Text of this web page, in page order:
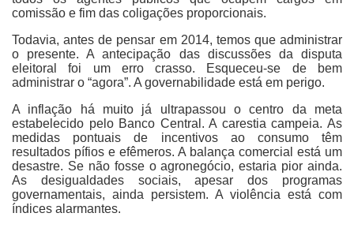
comissão e fim das coligações proporcionais.
Todavia, antes de pensar em 2014, temos que administrar
o presente. A antecipação das discussões da disputa
eleitoral foi um erro crasso. Esqueceu-se de bem
administrar o “agora”. A governabilidade está em perigo.
A inflação há muito já ultrapassou o centro da meta
estabelecido pelo Banco Central. A carestia campeia. As
medidas pontuais de incentivos ao consumo têm
resultados pífios e efêmeros. A balança comercial está um
desastre. Se não fosse o agronegócio, estaria pior ainda.
As desigualdades sociais, apesar dos programas
governamentais, ainda persistem. A violência está com
índices alarmantes.